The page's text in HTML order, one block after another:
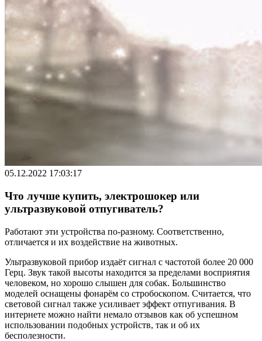
05.12.2022 17:03:17
Что лучше купить, электрошокер или
ультразвуковой отпугиватель?
Работают эти устройства по-разному. Соответственно,
отличается и их воздействие на животных.
Ультразвуковой прибор издаёт сигнал с частотой более 20 000
Герц. Звук такой высоты находится за пределами восприятия
человеком, но хорошо слышен для собак. Большинство
моделей оснащены фонарём со стробоскопом. Считается, что
световой сигнал также усиливает эффект отпугивания. В
интернете можно найти немало отзывов как об успешном
использовании подобных устройств, так и об их
бесполезности.